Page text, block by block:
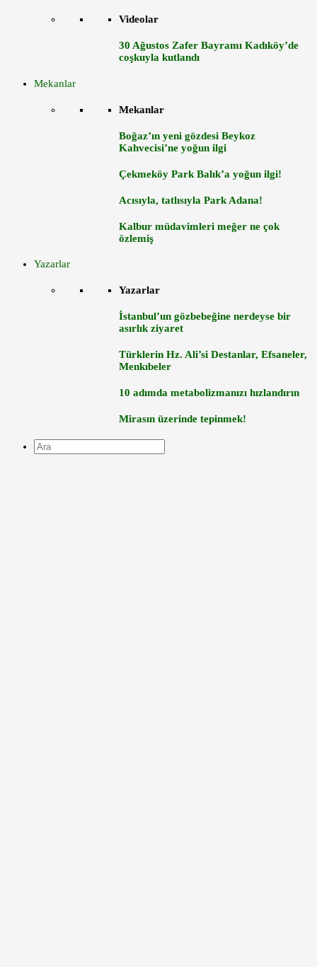
Videolar
30 Ağustos Zafer Bayramı Kadıköy’de
coşkuyla kutlandı
Mekanlar
Mekanlar
Boğaz’ın yeni gözdesi Beykoz
Kahvecisi’ne yoğun ilgi
Çekmeköy Park Balık’a yoğun ilgi!
Acısıyla, tatlısıyla Park Adana!
Kalbur müdavimleri meğer ne çok
özlemiş
Yazarlar
Yazarlar
İstanbul’un gözbebeğine nerdeyse bir
asırlık ziyaret
Türklerin Hz. Ali’si Destanlar, Efsaneler,
Menkıbeler
10 adımda metabolizmanızı hızlandırın
Mirasın üzerinde tepinmek!